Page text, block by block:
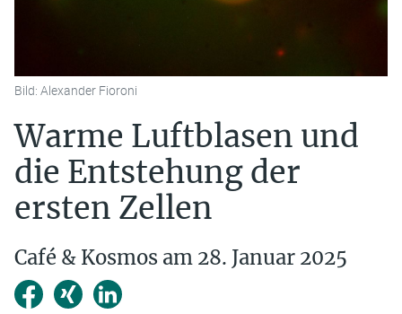
Bild: Alexander Fioroni
Warme Luftblasen und
die Entstehung der
ersten Zellen
Café & Kosmos am 28. Januar 2025